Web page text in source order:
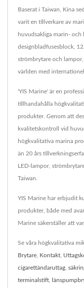
Baserat i Taiwan, Kina
varit en tillverkare av
huvudsakliga marin-
designbladfusesblock,
strömbrytare och
världen med
'YIS Marine' är en
tillhandahålla
produkter. Genom att
kvalitetskontroll vid
högkvalitativa marina
än 20 års
LED-lampor,
Taiwan.
YIS Marine har erbjudit
produkter, både med
Marine säkerställer att
Se våra högkvalitativa
Brytare Kontakt
cigarettändaruttag
terminalstift